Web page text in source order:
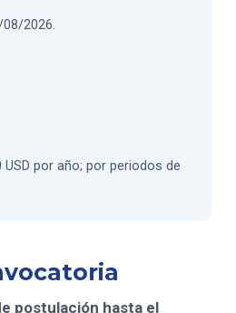
2026.
USD por año; por periodos de
postulación hasta el